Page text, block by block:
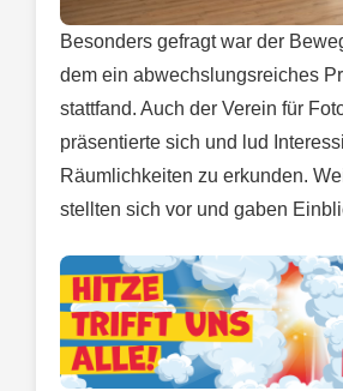
Besonders gefragt war der
dem ein abwechslungsreiches
stattfand. Auch der Verein für
präsentierte sich und lud
Räumlichkeiten zu erkunden.
stellten sich vor und gaben